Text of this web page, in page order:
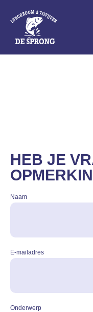
HEB JE
Naam
E-mailadres
Onderwerp